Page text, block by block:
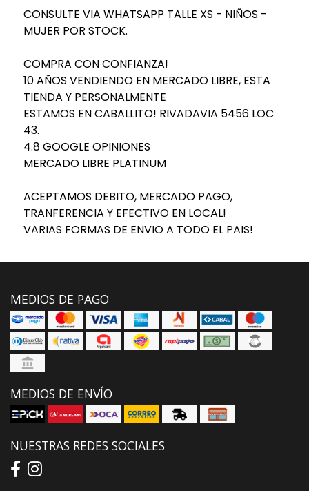
CONSULTE VIA WHATSAPP TALLE XS - NIÑOS -
MUJER POR STOCK.
COMPRA CON CONFIANZA!
10 AÑOS VENDIENDO EN MERCADO LIBRE, ESTA
TIENDA Y PERSONALMENTE
ESTAMOS EN CABALLITO! RIVADAVIA 5456 LOC
43.
4.8 GOOGLE OPINIONES
MERCADO LIBRE PLATINUM
ACEPTAMOS DEBITO, MERCADO PAGO,
TRANFERENCIA Y EFECTIVO EN LOCAL!
VARIAS FORMAS DE ENVIO A TODO EL PAIS!
MEDIOS DE PAGO
MEDIOS DE ENVÍO
NUESTRAS REDES SOCIALES